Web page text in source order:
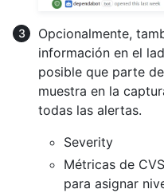
Opcionalmente,
información en el
posible que parte
muestra en la
todas las alertas.
Severity
Métricas de
para asignar